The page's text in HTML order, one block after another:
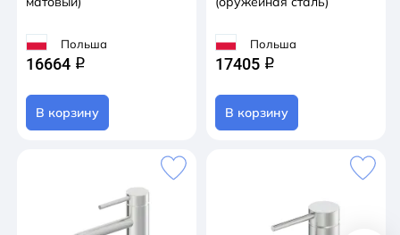
Польша
16664 q
В корзину
Польша
17405 q
В корзину